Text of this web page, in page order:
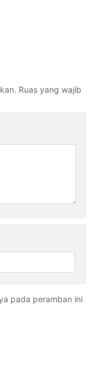
Ruas yang wajib
pada peramban ini